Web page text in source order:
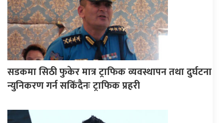
सडकमा सिठी फुकेर मात्र ट्राफिक व्यवस्थापन तथा दुर्घटना
न्युनिकरण गर्न सकिँदैनः ट्राफिक प्रहरी